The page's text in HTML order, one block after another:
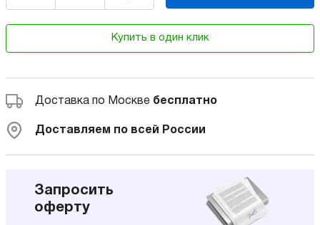
Купить в один клик
Доставка по Москве бесплатно
Доставляем по всей России
Запросить
оферту